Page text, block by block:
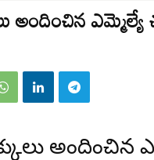
అందించిన ఎమ్మెల్యే
అందించిన